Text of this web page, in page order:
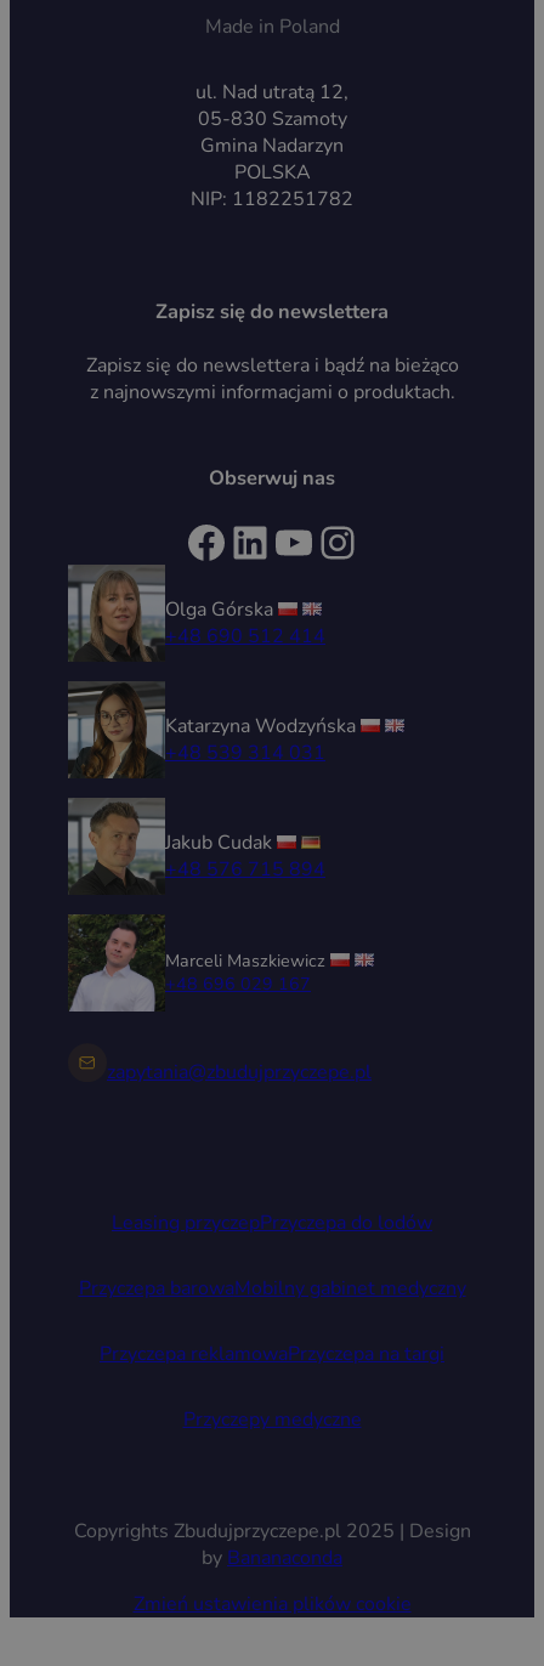
Made in Poland
ul. Nad utratą 12,
05-830 Szamoty
Gmina Nadarzyn
POLSKA
NIP: 1182251782
Zapisz się do newslettera
Zapisz się do newslettera i bądź na bieżąco
z najnowszymi informacjami o produktach.
Obserwuj nas
Facebook LinkedIn YouTube Instagram
Olga Górska
+48 690 512 414
Katarzyna Wodzyńska
+48 539 314 031
Jakub Cudak
+48 576 715 894
Marceli Maszkiewicz
+48 696 029 167
zapytania@zbudujprzyczepe.pl
Leasing przyczepPrzyczepa do lodów
Przyczepa barowaMobilny gabinet medyczny
Przyczepa reklamowaPrzyczepa na targi
Przyczepy medyczne
Copyrights Zbudujprzyczepe.pl 2025 | Design
by Bananaconda
Zmień ustawienia plików cookie